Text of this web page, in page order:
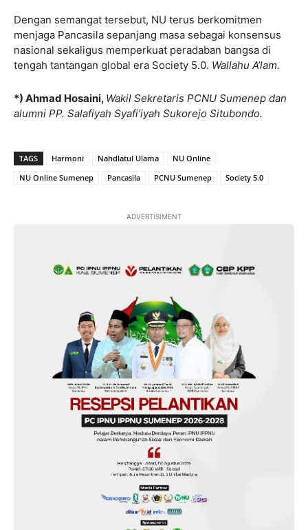
Dengan semangat tersebut, NU terus berkomitmen
menjaga Pancasila sepanjang masa sebagai konsensus
nasional sekaligus memperkuat peradaban bangsa di
tengah tantangan global era Society 5.0. Wallahu A’lam.
*) Ahmad Hosaini, Wakil Sekretaris PCNU Sumenep dan
alumni PP. Salafiyah Syafi’iyah Sukorejo Situbondo.
TAGS Harmoni Nahdlatul Ulama
NU Online
NU Online Sumenep
Pancasila PCNU Sumenep Society 5.0
ADVERTISIMENT